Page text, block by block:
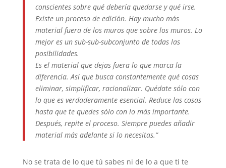
conscientes sobre qué debería quedarse y qué irse.
Existe un proceso de edición. Hay mucho más
material fuera de los muros que sobre los muros. Lo
mejor es un sub-sub-subconjunto de todas las
posibilidades.
Es el material que dejas fuera lo que marca la
diferencia. Así que busca constantemente qué cosas
eliminar, simplificar, racionalizar. Quédate sólo con
lo que es verdaderamente esencial. Reduce las cosas
hasta que te quedes sólo con lo más importante.
Después, repite el proceso. Siempre puedes añadir
material más adelante si lo necesitas.”
No se trata de lo que tú sabes ni de lo a que ti te